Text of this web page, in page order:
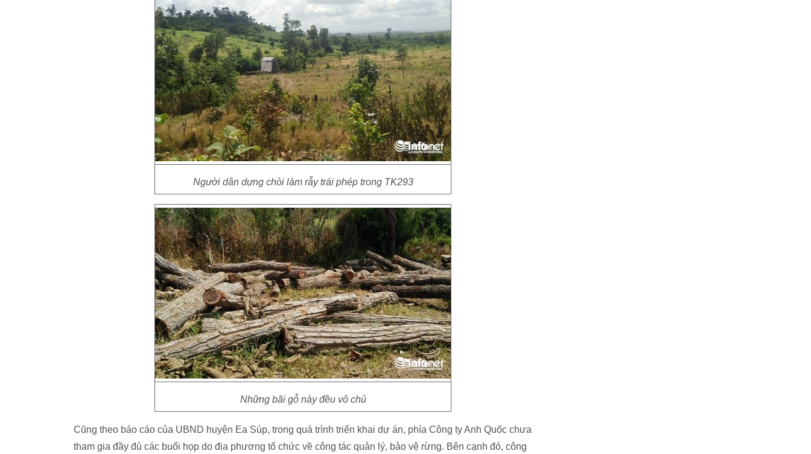
Người dân dựng chòi làm rẫy trái phép trong TK293
Những bãi gỗ này đều vô chủ
Cũng theo báo cáo của UBND huyện Ea Súp, trong quá trình triển khai dự án, phía Công ty Anh Quốc chưa
tham gia đầy đủ các buổi họp do địa phương tổ chức về công tác quản lý, bảo vệ rừng. Bên cạnh đó, công